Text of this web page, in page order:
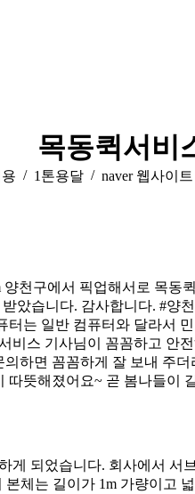
목동퀵서비
1톤용달 naver 웹사이
천구에서 픽업해서로 목
았습니다. 감사합니다. #양
는 일반 컴퓨터와 달라서
스 기사님이 꼼꼼하고 안
하면 꼼꼼하게 잘 보내 주
뜻해졌어요~ 곧 봄나들이
되었습니다. 회사에서
체는 길이가 1m 가량이고